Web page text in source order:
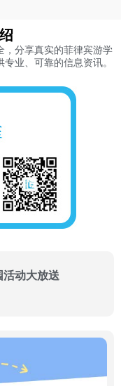
，分享真实的菲律宾游学
业、可靠的信息资讯。
动大放送